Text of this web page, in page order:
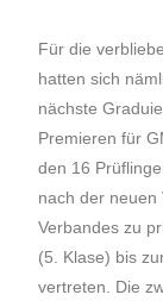
Für die
hatten sich
nächste
Premieren für
den 16
nach der neuen
Verbandes zu
(5. Klase) bis
vertreten. Die